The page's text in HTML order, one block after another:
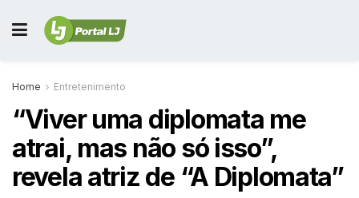
Home Entretenimento
“Viver uma diplomata me
atrai, mas não só isso”,
revela atriz de “A Diplomata”